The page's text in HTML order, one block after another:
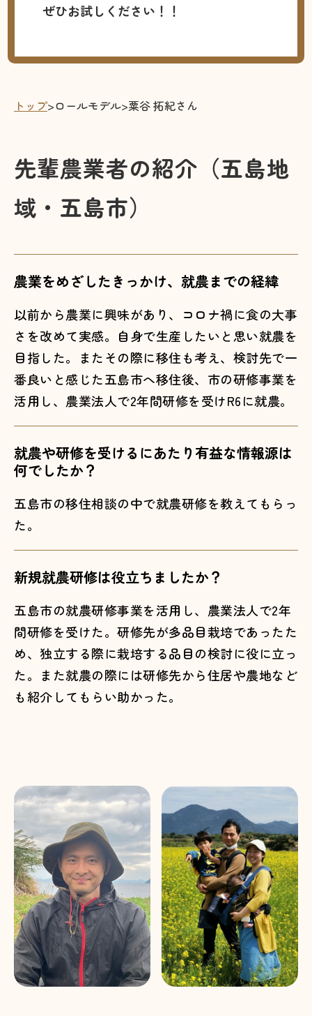
ぜひお試しください！！
トップ>ロールモデル>粟谷 拓紀さん
先輩農業者の紹介（五島地
域・五島市）
農業をめざしたきっかけ、就農までの経緯
以前から農業に興味があり、コロナ禍に食の大事
さを改めて実感。自身で生産したいと思い就農を
目指した。またその際に移住も考え、検討先で一
番良いと感じた五島市へ移住後、市の研修事業を
活用し、農業法人で2年間研修を受けR6に就農。
就農や研修を受けるにあたり有益な情報源は
何でしたか？
五島市の移住相談の中で就農研修を教えてもらっ
た。
新規就農研修は役立ちましたか？
五島市の就農研修事業を活用し、農業法人で2年
間研修を受けた。研修先が多品目栽培であったた
め、独立する際に栽培する品目の検討に役に立っ
た。また就農の際には研修先から住居や農地など
も紹介してもらい助かった。